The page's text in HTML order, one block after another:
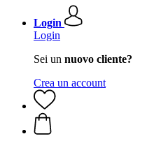
Login
Login
Sei un nuovo cliente?
Crea un account